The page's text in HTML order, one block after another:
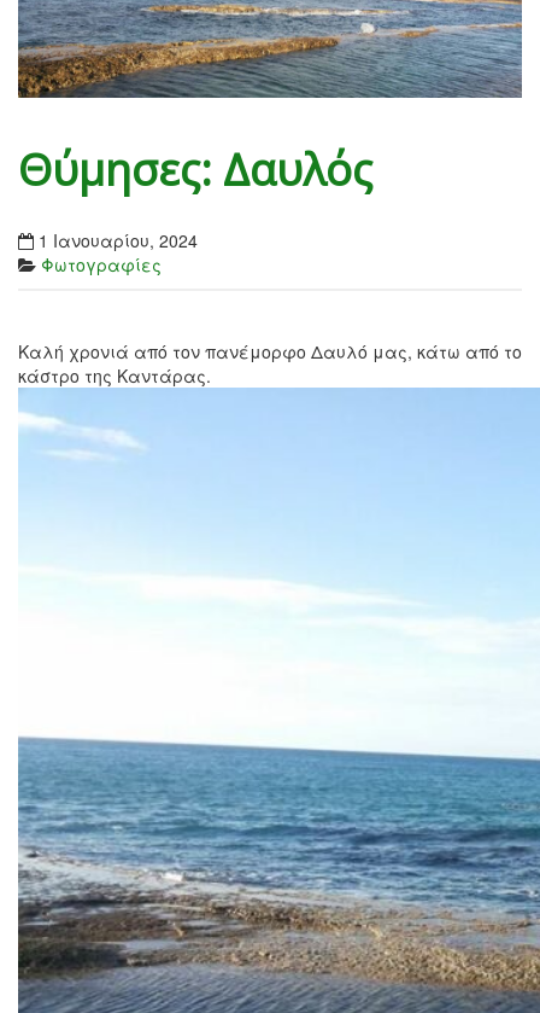
Θύμησες: Δαυλός
1 Ιανουαρίου, 2024
Φωτογραφίες
Καλή χρονιά από τον πανέμορφο Δαυλό μας, κάτω από το
κάστρο της Καντάρας.